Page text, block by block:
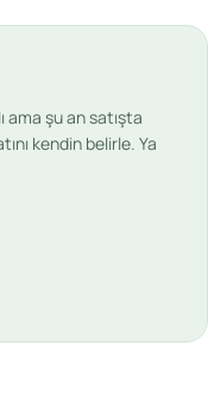
ama şu an satışta
kendin belirle. Ya